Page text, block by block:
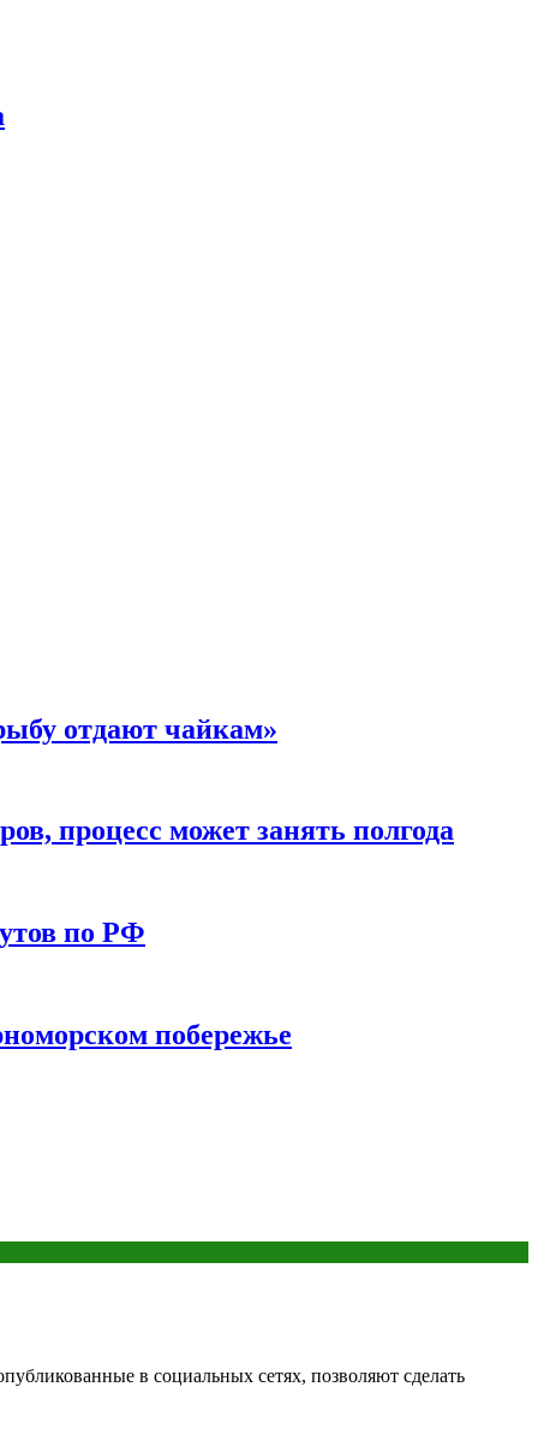
отдают чайкам»
процесс может занять полгода
по РФ
побережье
в социальных сетях, позволяют сделать